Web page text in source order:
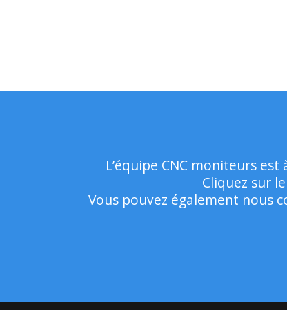
L’équipe CNC moniteurs
Cliquez sur
Vous pouvez également nous